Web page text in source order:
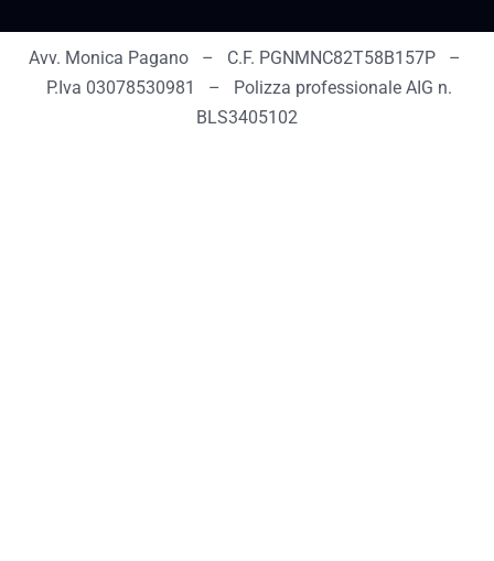
Avv. Monica Pagano – C.F. PGNMNC82T58B157P –
P.Iva 03078530981 – Polizza professionale AIG n.
BLS3405102